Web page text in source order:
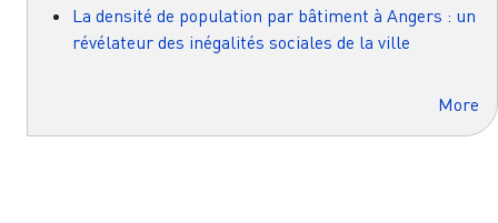
La densité de population par bâtiment à Angers : un
révélateur des inégalités sociales de la ville
More